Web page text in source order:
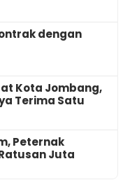
dengan
Kota Jombang,
Terima Satu
Peternak
Juta